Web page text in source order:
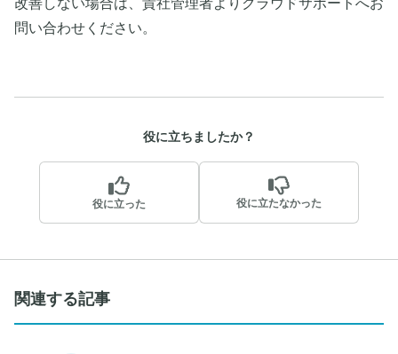
問い合わせください。
役に立ちましたか？
役に立った 役に立たなかった
関連する記事